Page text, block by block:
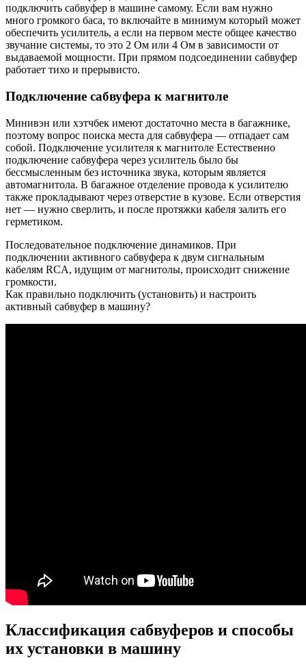
подключить сабвуфер в машине самому. Если вам нужно
много громкого баса, то включайте в минимум который может
обеспечить усилитель, а если на первом месте общее качество
звучание системы, то это 2 Ом или 4 Ом в зависимости от
выдаваемой мощности. При прямом подсоединении сабвуфер
работает тихо и прерывисто.
Подключение сабвуфера к магнитоле
Минивэн или хэтчбек имеют достаточно места в багажнике,
поэтому вопрос поиска места для сабвуфера — отпадает сам
собой. Подключение усилителя к магнитоле Естественно
подключение сабвуфера через усилитель было бы
бессмысленным без источника звука, которым является
автомагнитола. В багажное отделение провода к усилителю
также прокладывают через отверстие в кузове. Если отверстия
нет — нужно сверлить, и после протяжки кабеля залить его
герметиком.
Последовательное подключение динамиков. При
подключении активного сабвуфера к двум сигнальным
кабелям RCA, идущим от магнитолы, происходит снижение
громкости.
Как правильно подключить (установить) и настроить
активный сабвуфер в машину?
Классификация сабвуферов и способы
их установки в машину